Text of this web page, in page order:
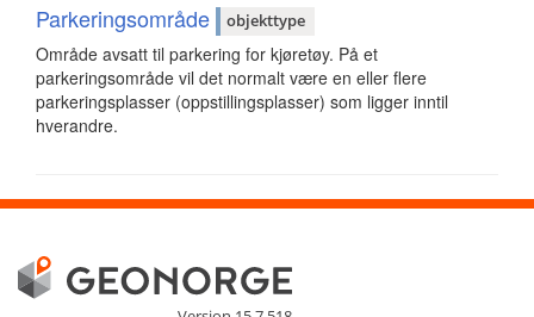
Parkeringsområde objekttype
Område avsatt til parkering for kjøretøy. På et
parkeringsområde vil det normalt være en eller flere
parkeringsplasser (oppstillingsplasser) som ligger inntil
hverandre.